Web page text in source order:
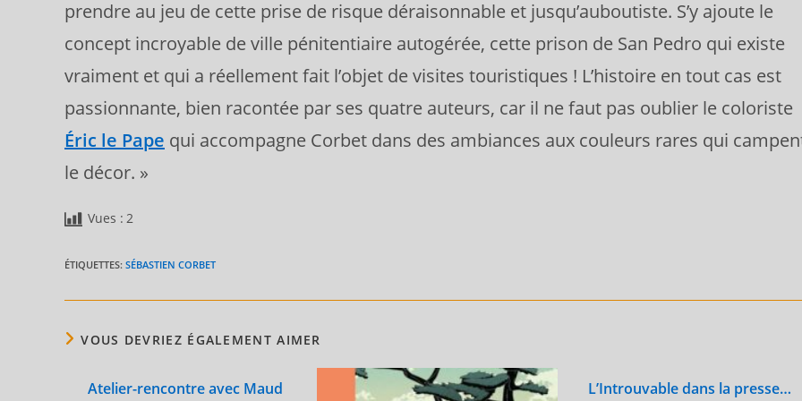
prendre au jeu de cette prise de risque déraisonnable et jusqu’auboutiste. S’y ajoute le
concept incroyable de ville pénitentiaire autogérée, cette prison de San Pedro qui existe
vraiment et qui a réellement fait l’objet de visites touristiques ! L’histoire en tout cas est
passionnante, bien racontée par ses quatre auteurs, car il ne faut pas oublier le coloriste
Éric le Pape qui accompagne Corbet dans des ambiances aux couleurs rares qui
le décor. »
Vues : 2
ÉTIQUETTES: SÉBASTIEN CORBET
VOUS DEVRIEZ ÉGALEMENT AIMER
Atelier-rencontre avec Maud
L’Introuvable dans la presse…